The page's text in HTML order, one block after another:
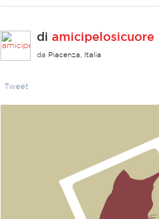
di amicipelosicuore
da Piacenza, Italia
Tweet